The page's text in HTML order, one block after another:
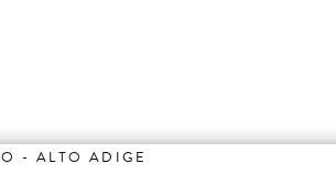
- ALTO ADIGE